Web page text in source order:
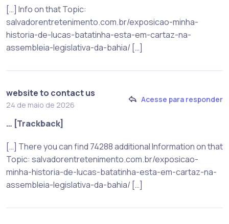
[…] Info on that Topic:
salvadorentretenimento.com.br/exposicao-minha-
historia-de-lucas-batatinha-esta-em-cartaz-na-
assembleia-legislativa-da-bahia/ […]
website to contact us
24 de maio de 2026
Acesse para responder
… [Trackback]
[…] There you can find 74288 additional Information on that
Topic: salvadorentretenimento.com.br/exposicao-
minha-historia-de-lucas-batatinha-esta-em-cartaz-na-
assembleia-legislativa-da-bahia/ […]